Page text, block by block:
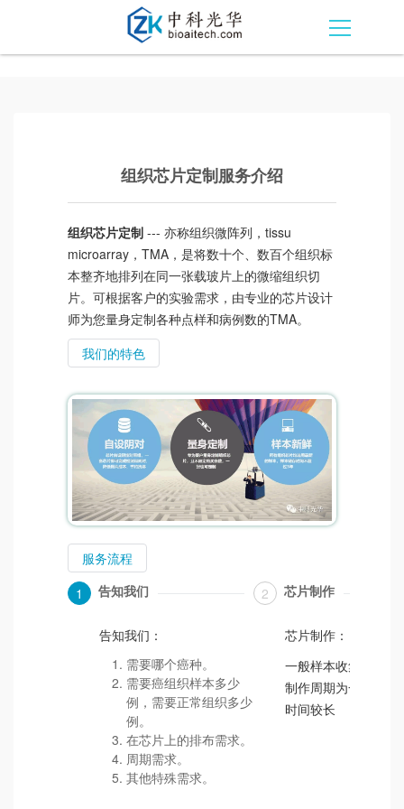
组织芯片定制服务介绍
组织芯片定制 --- 亦称组织微阵列，tissu
microarray，TMA，是将数十个、数百个组织标
本整齐地排列在同一张载玻片上的微缩组织切
片。可根据客户的实验需求，由专业的芯片设计
师为您量身定制各种点样和病例数的TMA。
我们的特色
服务流程
1
告知我们
告知我们：
需要哪个癌种。
需要癌组织样本多少
例，需要正常组织多少
例。
在芯片上的排布需求。
周期需求。
其他特殊需求。
2 芯片制作
芯片制作：
一般样本收集周期为
制作周期为一周，特
时间较长